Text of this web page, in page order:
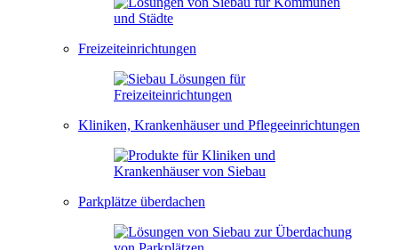
Freizeiteinrichtungen
Kliniken, Krankenhäuser und Pflegeeinrichtungen
Parkplätze überdachen